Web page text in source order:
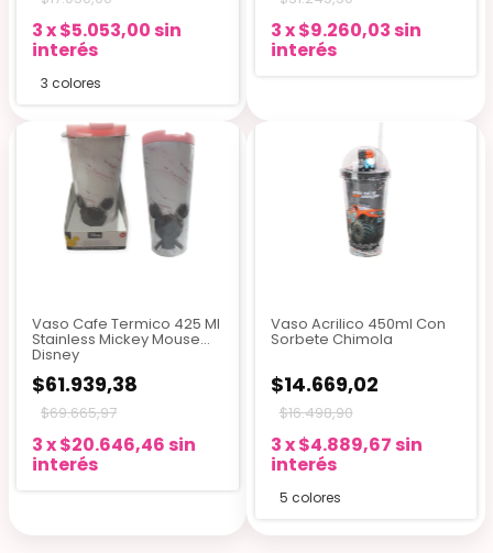
3x$5.053,00 sin
interés
3 colores
3x$9.260,03 sin
interés
Vaso Cafe Termico 425 Ml
Stainless Mickey Mouse
Disney
$61.939,38
$69.665,97
3x$20.646,46 sin
interés
Vaso Acrilico 450ml Con
Sorbete Chimola
$14.669,02
$16.498,90
3x$4.889,67 sin
interés
5 colores